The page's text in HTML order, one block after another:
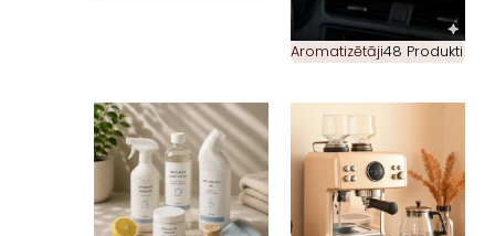
Aromatizētāji48 Produkti